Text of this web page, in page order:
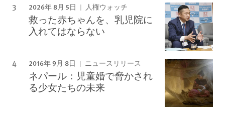
2026年 8月 5日 人権ウォッチ
救った赤ちゃんを、乳児院に
入れてはならない
2016年 9月 8日 ニュースリリース
ネパール：児童婚で脅かされ
る少女たちの未来